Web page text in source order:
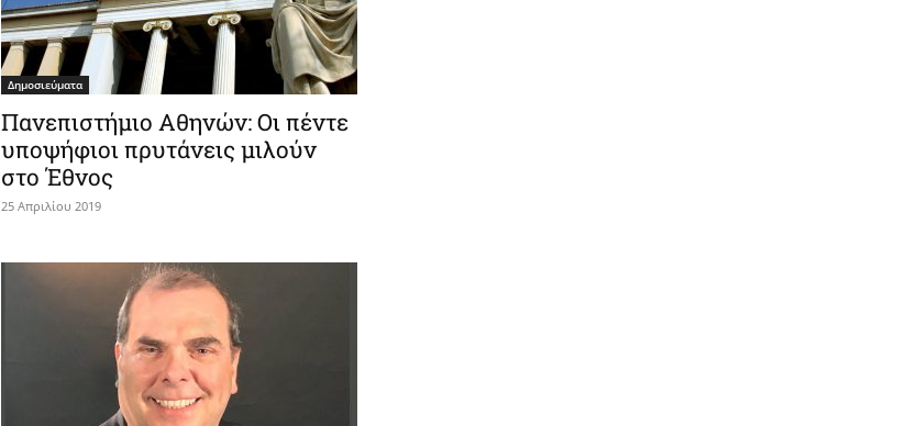
Δημοσιεύματα
Πανεπιστήμιο Αθηνών: Οι πέντε
υποψήφιοι πρυτάνεις μιλούν
στο Έθνος
25 Απριλίου 2019